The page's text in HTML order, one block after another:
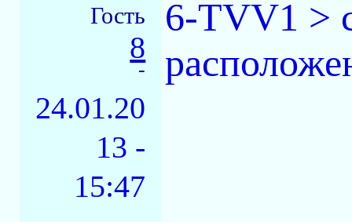
Гость
8
-
24.01.20
13 -
15:47
6-TVV1 >